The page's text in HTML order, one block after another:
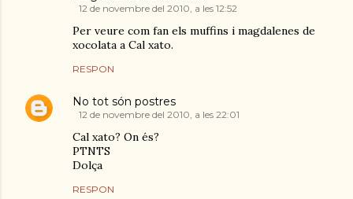
12 de novembre del 2010, a les 12:52
Per veure com fan els muffins i magdalenes de
xocolata a Cal xato.
RESPON
No tot són postres
12 de novembre del 2010, a les 22:01
Cal xato? On és?
PTNTS
Dolça
RESPON